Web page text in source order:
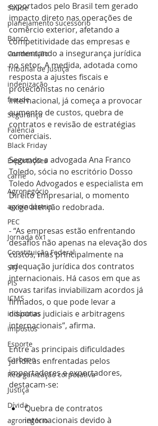
Saúde
planejamento sucessório
Banco
Condenação
Tribunal de Justiça
indenização
fraude
Segurança
Falência
Black Friday
Exportações
carne
Agronegócio
agroindústria
PEC
Jornada 6x1
Constituição Federal
STJ
PIS
ICMS
indústrias
impostos
Esporte
Carbono
Reorganização corporativa
Justiça
Dívida
agronegócio
exportados pelo Brasil tem gerado
impacto direto nas operações de
comércio exterior, afetando a
competitividade das empresas e
aumentando a insegurança jurídica
no setor. A medida, adotada como
resposta a ajustes fiscais e
protecionistas no cenário
internacional, já começa a provocar
aumento de custos, quebra de
contratos e revisão de estratégias
comerciais.
Segundo a advogada Ana Franco
Toledo, sócia no escritório Dosso
Toledo Advogados e especialista em
Direito Empresarial, o momento
exige atenção redobrada.
- “As empresas estão enfrentando
desafios não apenas na elevação dos
custos, mas principalmente na
adequação jurídica dos contratos
internacionais. Há casos em que as
novas tarifas inviabilizam acordos já
firmados, o que pode levar a
disputas judiciais e arbitragens
internacionais”, afirma.
Entre as principais dificuldades
jurídicas enfrentadas pelos
importadores e exportadores,
destacam-se:
Quebra de contratos
internacionais devido à